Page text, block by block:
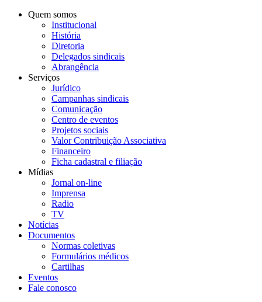
Quem somos
Institucional
História
Diretoria
Delegados sindicais
Abrangência
Serviços
Jurídico
Campanhas sindicais
Comunicação
Centro de eventos
Projetos sociais
Valor Contribuição Associativa
Financeiro
Ficha cadastral e filiação
Mídias
Jornal on-line
Imprensa
Radio
TV
Notícias
Documentos
Normas coletivas
Formulários médicos
Cartilhas
Eventos
Fale conosco